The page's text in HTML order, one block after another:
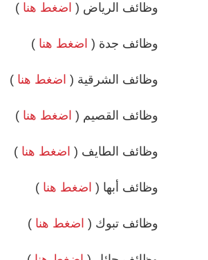
وظائف الرياض ( اضغط هنا )
وظائف جدة ( اضغط هنا )
وظائف الشرقية ( اضغط هنا )
وظائف القصيم ( اضغط هنا )
وظائف الطايف ( اضغط هنا )
وظائف أبها ( اضغط هنا )
وظائف تبوك ( اضغط هنا )